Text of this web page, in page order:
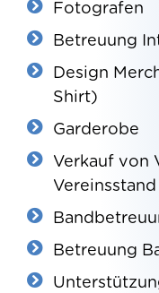
Fotografen
Betreuung
Design
Shirt)
Garderobe
Verkauf von
Vereinsstand
Betreuung